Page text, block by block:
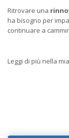
Ritrovare una
ha bisogno per
continuare a
Leggi di più nella